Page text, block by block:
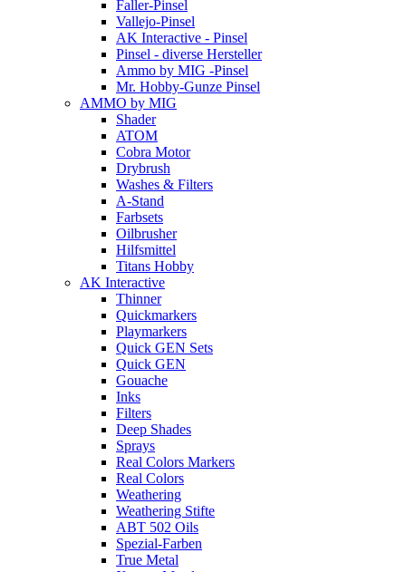
Faller-Pinsel
Vallejo-Pinsel
AK Interactive - Pinsel
Pinsel - diverse Hersteller
Ammo by MIG -Pinsel
Mr. Hobby-Gunze Pinsel
AMMO by MIG
Shader
ATOM
Cobra Motor
Drybrush
Washes & Filters
A-Stand
Farbsets
Oilbrusher
Hilfsmittel
Titans Hobby
AK Interactive
Thinner
Quickmarkers
Playmarkers
Quick GEN Sets
Quick GEN
Gouache
Inks
Filters
Deep Shades
Sprays
Real Colors Markers
Real Colors
Weathering
Weathering Stifte
ABT 502 Oils
Spezial-Farben
True Metal